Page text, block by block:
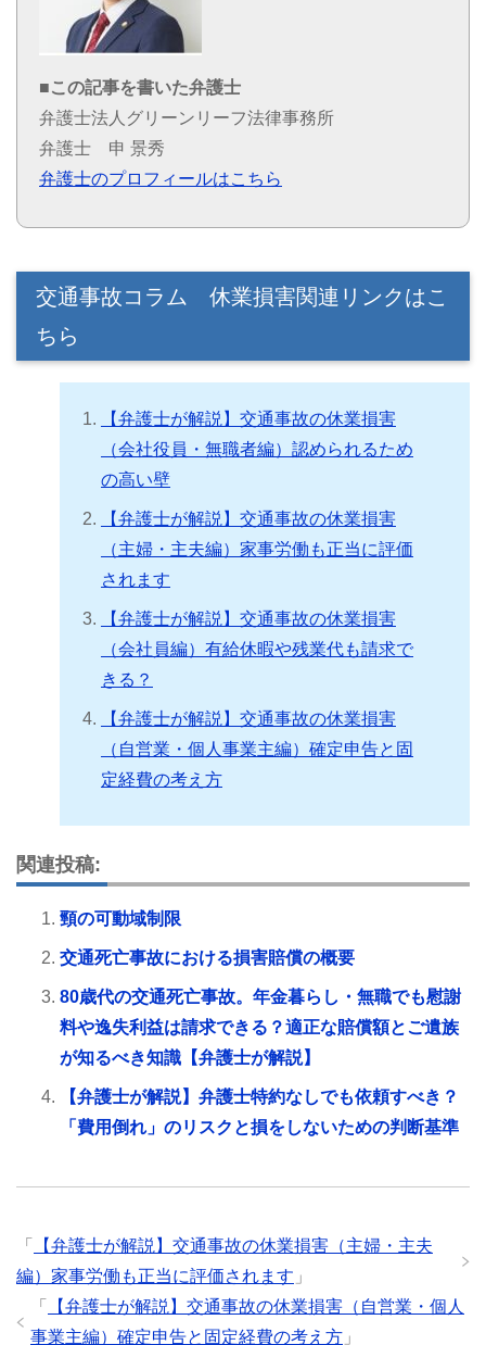
■この記事を書いた弁護士
弁護士法人グリーンリーフ法律事務所
弁護士 申 景秀
弁護士のプロフィールはこちら
交通事故コラム 休業損害関連リンクはこ
ちら
【弁護士が解説】交通事故の休業損害
（会社役員・無職者編）認められるため
の高い壁
【弁護士が解説】交通事故の休業損害
（主婦・主夫編）家事労働も正当に評価
されます
【弁護士が解説】交通事故の休業損害
（会社員編）有給休暇や残業代も請求で
きる？
【弁護士が解説】交通事故の休業損害
（自営業・個人事業主編）確定申告と固
定経費の考え方
関連投稿:
頸の可動域制限
交通死亡事故における損害賠償の概要
80歳代の交通死亡事故。年金暮らし・無職でも慰謝
料や逸失利益は請求できる？適正な賠償額とご遺族
が知るべき知識【弁護士が解説】
【弁護士が解説】弁護士特約なしでも依頼すべき？
「費用倒れ」のリスクと損をしないための判断基準
「
【弁護士が解説】交通事故の休業損害（主婦・主夫
編）家事労働も正当に評価されます 」
「
【弁護士が解説】交通事故の休業損害（自営業・個人
事業主編）確定申告と固定経費の考え方 」